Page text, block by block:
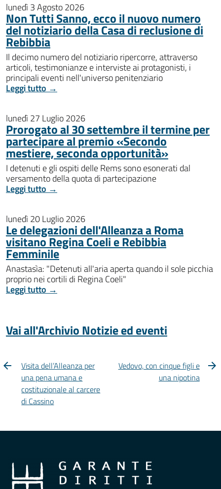
lunedì 3 Agosto 2026
Non Tutti Sanno, ecco il nuovo numero
del notiziario della Casa di reclusione di
Rebibbia
Il decimo numero del notiziario ripercorre, attraverso
articoli, testimonianze e interviste ai protagonisti, i
principali eventi nell'universo penitenziario
Leggi tutto →
lunedì 27 Luglio 2026
Prorogato al 30 settembre il termine per
partecipare al premio «Secondo
mestiere, seconda opportunità»
I detenuti e gli ospiti delle Rems sono esonerati dal
versamento della quota di partecipazione
Leggi tutto →
lunedì 20 Luglio 2026
Le delegazioni dell'Alleanza a Roma
visitano Regina Coeli e Rebibbia
Femminile
Anastasìa: "Detenuti all'aria aperta quando il sole picchia
proprio nei cortili di Regina Coeli"
Leggi tutto →
Vai all'Archivio Notizie ed eventi
Visita dell’Alleanza per
una pena umana e
costituzionale al carcere
di Cassino
Vedovo, con cinque figli e
una nipotina